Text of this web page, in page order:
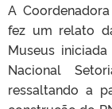
A
fez um relato
Museus
Nacional
ressaltando a